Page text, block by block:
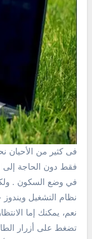
فى كثير من الأحيان نحتاج إلى إطفاء شاشة الكمبيوتر
فقط دون الحاجة إلى
في وضع السكون .
نظام التشغيل
نعم، يمكنك إما
تضغط على أزرار